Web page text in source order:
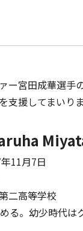
ー宮田成華選手
支援してまいりま
11月7日
二高等学校
る。幼少時代